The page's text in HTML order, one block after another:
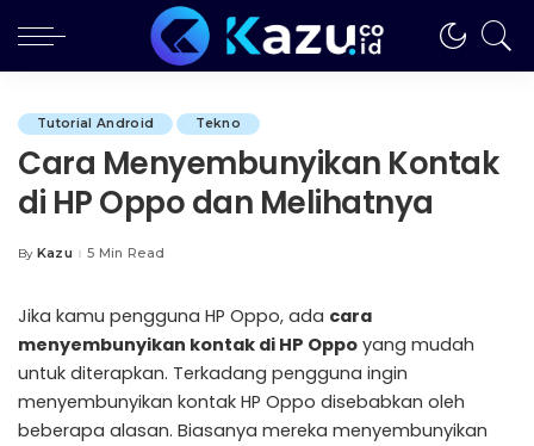
Tutorial Android Tekno
Cara Menyembunyikan Kontak
di HP Oppo dan Melihatnya
Posted
By Kazu 5 Min Read
Jika kamu pengguna HP Oppo, ada cara
menyembunyikan kontak di HP Oppo yang mudah
untuk diterapkan. Terkadang pengguna ingin
menyembunyikan kontak HP Oppo disebabkan oleh
beberapa alasan. Biasanya mereka menyembunyikan